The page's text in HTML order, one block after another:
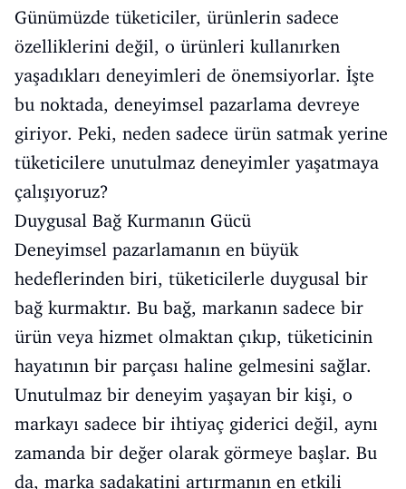
Günümüzde tüketiciler, ürünlerin sadece
özelliklerini değil, o ürünleri kullanırken
yaşadıkları deneyimleri de önemsiyorlar. İşte
bu noktada, deneyimsel pazarlama devreye
giriyor. Peki, neden sadece ürün satmak yerine
tüketicilere unutulmaz deneyimler yaşatmaya
çalışıyoruz?
Duygusal Bağ Kurmanın Gücü
Deneyimsel pazarlamanın en büyük
hedeflerinden biri, tüketicilerle duygusal bir
bağ kurmaktır. Bu bağ, markanın sadece bir
ürün veya hizmet olmaktan çıkıp, tüketicinin
hayatının bir parçası haline gelmesini sağlar.
Unutulmaz bir deneyim yaşayan bir kişi, o
markayı sadece bir ihtiyaç giderici değil, aynı
zamanda bir değer olarak görmeye başlar. Bu
da, marka sadakatini artırmanın en etkili